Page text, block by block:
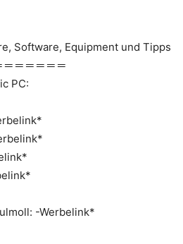
Software, Equipment und Tipps
═ ═ ═ ═ ═ ═
PC:
-Werbelink*